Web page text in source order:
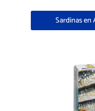
Sardinas en